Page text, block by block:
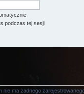
podczas tej sesji
ma żadnego